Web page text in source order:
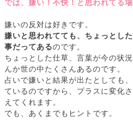
では、嫌い！不快！と思われてる
嫌いの反対は好きです。
嫌いと思われてても、ちょっとし
事だってあるのです。
ちょっとした仕草、言葉が今の状
んか世の中たくさんあるのです。
占いで嫌いと結果が出たとしても
ているのですから、プラスに変化
えてくれます。
でも、あくまでもヒントです。